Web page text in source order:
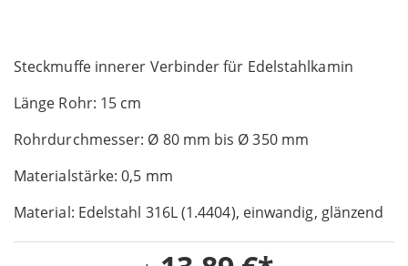
Steckmuffe innerer Verbinder für Edelstahlkamin
Länge Rohr: 15 cm
Rohrdurchmesser: Ø 80 mm bis Ø 350 mm
Materialstärke: 0,5 mm
Material: Edelstahl 316L (1.4404), einwandig, glänzend
gallery
to
beginning
the
images
gallery